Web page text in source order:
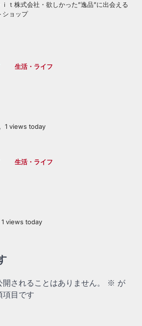
ｉｔ株式会社・欲しかった”逸品”に出会える
ショップ
生活・ライフ
1 views today
生活・ライフ
views today
されることはありません。 ※ が
項目です